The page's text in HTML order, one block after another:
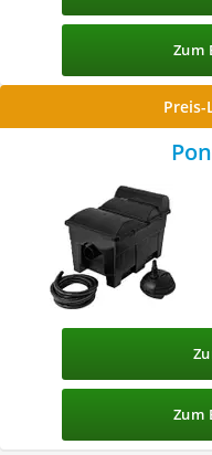
Zum
Preis-
Zum